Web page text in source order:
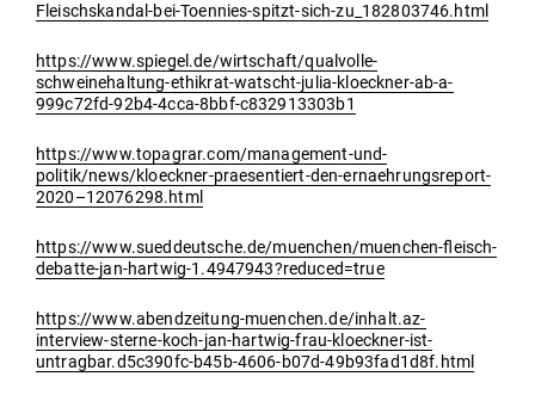
Fleischskandal-bei-Toennies-spitzt-sich-zu_182803746.html
https://www.spiegel.de/wirtschaft/qualvolle-
schweinehaltung-ethikrat-watscht-julia-kloeckner-ab-a-
999c72fd-92b4-4cca-8bbf-c832913303b1
https://www.topagrar.com/management-und-
politik/news/kloeckner-praesentiert-den-ernaehrungsreport-
2020–12076298.html
https://www.sueddeutsche.de/muenchen/muenchen-fleisch-
debatte-jan-hartwig‑1.4947943?reduced=true
https://www.abendzeitung-muenchen.de/inhalt.az-
interview-sterne-koch-jan-hartwig-frau-kloeckner-ist-
untragbar.d5c390fc-b45b-4606-b07d-49b93fad1d8f.html